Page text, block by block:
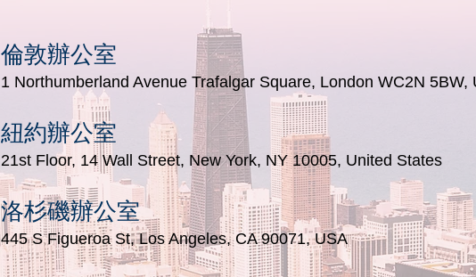
倫敦辦公室
1 Northumberland Avenue Trafalgar Square, London WC2N 5BW,
紐約辦公室
21st Floor, 14 Wall Street, New York, NY 10005, United States
洛杉磯辦公室
445 S Figueroa St, Los Angeles, CA 90071, USA